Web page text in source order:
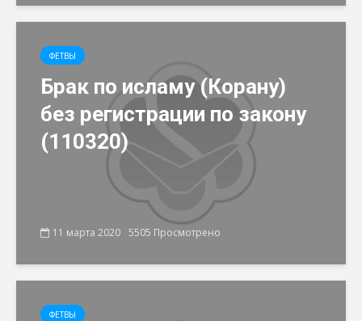
ФЕТВЫ
Брак по исламу (Корану)
без регистрации по закону
(110320)
11 марта 2020 5505 Просмотрено
ФЕТВЫ